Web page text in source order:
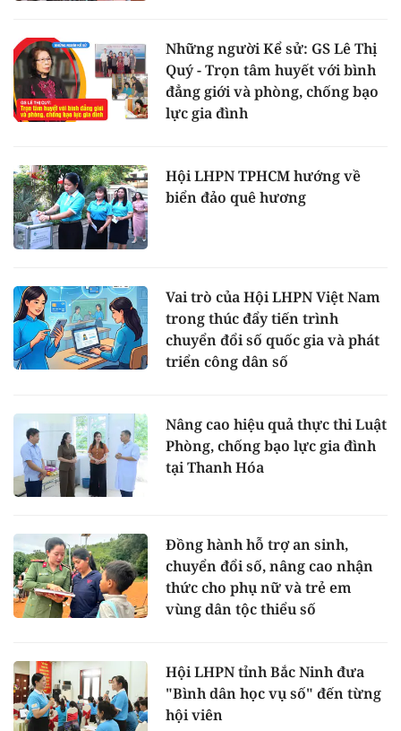
Những người Kể sử: GS Lê Thị
Quý - Trọn tâm huyết với bình
đẳng giới và phòng, chống bạo
lực gia đình
Hội LHPN TPHCM hướng về
biển đảo quê hương
Vai trò của Hội LHPN Việt Nam
trong thúc đẩy tiến trình
chuyển đổi số quốc gia và phát
triển công dân số
Nâng cao hiệu quả thực thi Luật
Phòng, chống bạo lực gia đình
tại Thanh Hóa
Đồng hành hỗ trợ an sinh,
chuyển đổi số, nâng cao nhận
thức cho phụ nữ và trẻ em
vùng dân tộc thiểu số
Hội LHPN tỉnh Bắc Ninh đưa
"Bình dân học vụ số" đến từng
hội viên